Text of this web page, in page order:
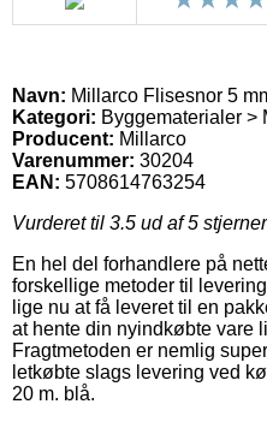
Navn: Millarco Flisesnor 5
Kategori: Byggematerialer
Producent: Millarco
Varenummer: 30204
EAN: 5708614763254
Vurderet til 3.5 ud af 5
En hel del forhandlere på
forskellige metoder til
lige nu at få leveret til en
at hente din nyindkøbte vare
Fragtmetoden er nemlig
letkøbte slags levering ved
20 m. blå.